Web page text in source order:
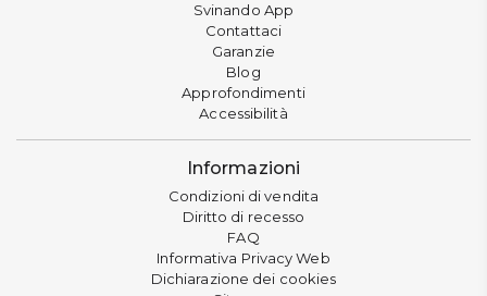
Svinando App
Contattaci
Garanzie
Blog
Approfondimenti
Accessibilità
Informazioni
Condizioni di vendita
Diritto di recesso
FAQ
Informativa Privacy Web
Dichiarazione dei cookies